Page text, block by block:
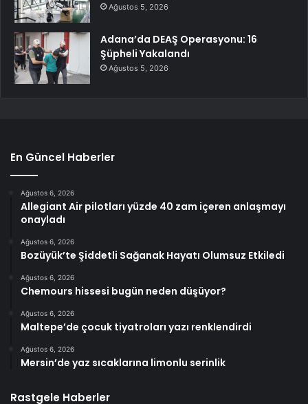
Ağustos 5, 2026
Adana’da DEAŞ Operasyonu: 16
Şüpheli Yakalandı
Ağustos 5, 2026
En Güncel Haberler
Ağustos 6, 2026
Allegiant Air pilotları yüzde 40 zam içeren anlaşmayı
onayladı
Ağustos 6, 2026
Bozüyük’te Şiddetli Sağanak Hayatı Olumsuz Etkiledi
Ağustos 6, 2026
Chemours hissesi bugün neden düşüyor?
Ağustos 6, 2026
Maltepe’de çocuk tiyatroları yazı renklendirdi
Ağustos 6, 2026
Mersin’de yaz sıcaklarına limonlu serinlik
Rastgele Haberler